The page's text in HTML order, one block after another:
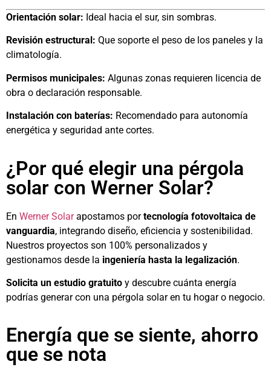
Orientación solar: Ideal hacia el sur, sin sombras.
Revisión estructural: Que soporte el peso de los paneles y la
climatología.
Permisos municipales: Algunas zonas requieren licencia de
obra o declaración responsable.
Instalación con baterías: Recomendado para autonomía
energética y seguridad ante cortes.
¿Por qué elegir una pérgola
solar con Werner Solar?
En Werner Solarapostamos portecnología fotovoltaica de
vanguardia, integrando diseño, eficiencia y sostenibilidad.
Nuestros proyectos son 100% personalizados y
gestionamos desde la ingeniería hasta la legalización.
Solicita un estudio gratuito y descubre cuánta energía
podrías generar con una pérgola solar en tu hogar o negocio.
Energía que se siente, ahorro
que se nota